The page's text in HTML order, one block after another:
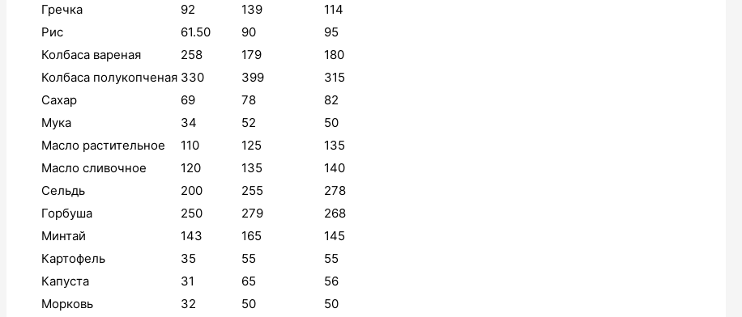
Гречка
92 139
114
Рис
61.50 90
95
Колбаса вареная
258 179
180
Колбаса полукопченая 330 399
315
Сахар
69 78
82
Мука
34 52
50
Масло растительное
110 125
135
Масло сливочное
120 135
140
Сельдь
200 255
278
Горбуша
250 279
268
Минтай
143 165
145
Картофель
35 55
55
Капуста
31 65
56
Морковь
32 50
50